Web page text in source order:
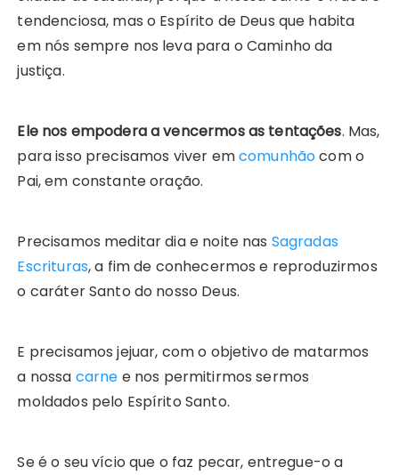
tendenciosa, mas o Espírito de Deus que habita
em nós sempre nos leva para o Caminho da
justiça.
Ele nos empodera a vencermos as tentações. Mas,
para isso precisamos viver emcomunhãocom o
Pai, em constante oração.
Precisamos meditar dia e noite nas Sagradas
Escrituras, a fim de conhecermos e reproduzirmos
o caráter Santo do nosso Deus.
E precisamos jejuar, com o objetivo de matarmos
a nossa carne e nos permitirmos sermos
moldados pelo Espírito Santo.
Se é o seu vício que o faz pecar, entregue-o a